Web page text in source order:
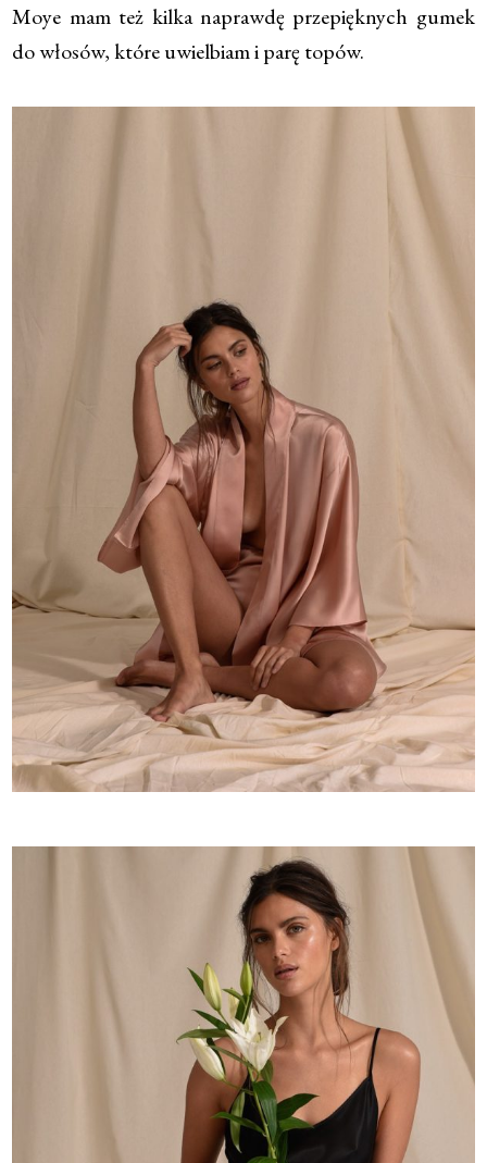
Moye mam też kilka naprawdę przepięknych gumek
do włosów, które uwielbiam i parę topów.